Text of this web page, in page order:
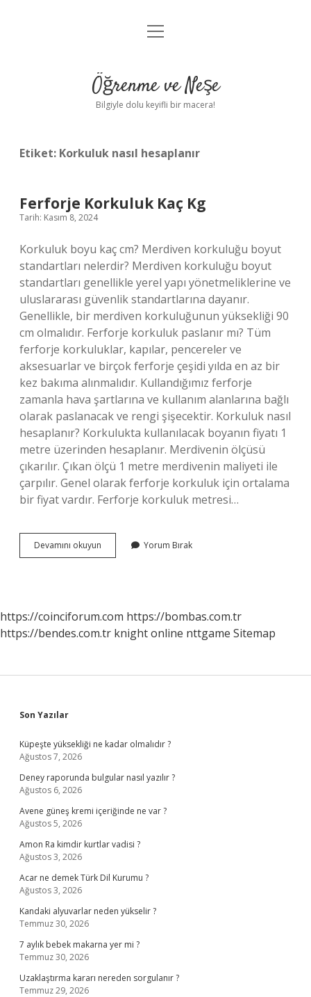
Anasayfa
Yasal Uyarı
menüyü
Öğrenme ve Neşe
Bilgiyle dolu keyifli bir macera!
Etiket: Korkuluk nasıl hesaplanır
Ferforje Korkuluk Kaç Kg
Tarih: Kasım 8, 2024
Korkuluk boyu kaç cm? Merdiven korkuluğu boyut
standartları nelerdir? Merdiven korkuluğu boyut
standartları genellikle yerel yapı yönetmeliklerine ve
uluslararası güvenlik standartlarına dayanır.
Genellikle, bir merdiven korkuluğunun yüksekliği 90
cm olmalıdır. Ferforje korkuluk paslanır mı? Tüm
ferforje korkuluklar, kapılar, pencereler ve
aksesuarlar ve birçok ferforje çeşidi yılda en az bir
kez bakıma alınmalıdır. Kullandığımız ferforje
zamanla hava şartlarına ve kullanım alanlarına bağlı
olarak paslanacak ve rengi şişecektir. Korkuluk nasıl
hesaplanır? Korkulukta kullanılacak boyanın fiyatı 1
metre üzerinden hesaplanır. Merdivenin ölçüsü
çıkarılır. Çıkan ölçü 1 metre merdivenin maliyeti ile
çarpılır. Genel olarak ferforje korkuluk için ortalama
bir fiyat vardır. Ferforje korkuluk metresi…
Devamını okuyun Ferforje
Korkuluk
Yorum Bırak
https://coinciforum.com https://bombas.com.tr
https://bendes.com.tr knight online nttgame Sitemap
Sidebar
Son Yazılar
Küpeşte yüksekliği ne kadar olmalıdır ?
Ağustos 7, 2026
Deney raporunda bulgular nasıl yazılır ?
Ağustos 6, 2026
Avene güneş kremi içeriğinde ne var ?
Ağustos 5, 2026
Amon Ra kimdir kurtlar vadisi ?
Ağustos 3, 2026
Acar ne demek Türk Dil Kurumu ?
Ağustos 3, 2026
Kandaki alyuvarlar neden yükselir ?
Temmuz 30, 2026
7 aylık bebek makarna yer mi ?
Temmuz 30, 2026
Uzaklaştırma kararı nereden sorgulanır ?
Temmuz 29, 2026